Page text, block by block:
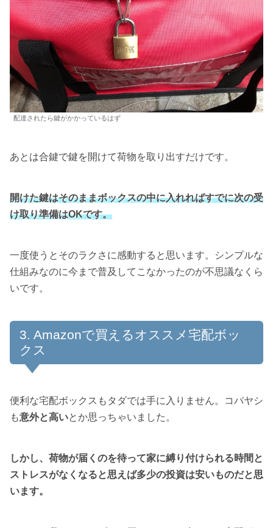
配達されたら鍵がかかっているはず
あとは合鍵で鍵を開けて荷物を取り出すだけです。
開けた鍵はそのままボックスの中に入れればすでに次の受
け取り準備はOKです。
一度使うとそのラクさに感動すると思います。シンプルな
仕組みなのに今まで普及してこなかったのが不思議なくら
いです。
Amazonで買えるオススメ宅配ボッ
クス
便利な宅配ボックスもタダでは手に入りません。コバヤシ
も意外と高いとか思っちゃいました。
しかし、荷物が届くのを待って家に縛り付けられる時間と
ストレスがなくなると思えば多少の投資は安いものだと思
います。